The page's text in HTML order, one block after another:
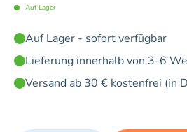
Auf Lager
Auf Lager - sofort verfügbar
Lieferung innerhalb von 3-6
Versand ab 30 € kostenfrei (in